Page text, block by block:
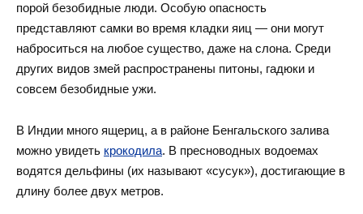
порой безобидные люди. Особую опасность
представляют самки во время кладки яиц — они могут
наброситься на любое существо, даже на слона. Среди
других видов змей распространены питоны, гадюки и
совсем безобидные ужи.
В Индии много ящериц, а в районе Бенгальского залива
можно увидеть крокодила. В пресноводных водоемах
водятся дельфины (их называют «сусук»), достигающие в
длину более двух метров.